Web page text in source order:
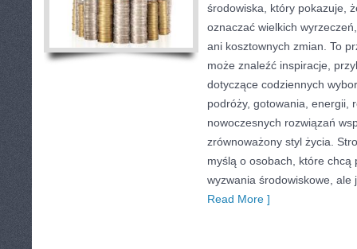
środowiska, który pokazuje,
oznaczać wielkich
ani kosztownych zmian. To
może znaleźć inspiracje,
dotyczące codziennych
podróży, gotowania, energii,
nowoczesnych rozwiązań
zrównoważony styl życia.
myślą o osobach, które chcą
wyzwania środowiskowe, ale
Read More ]